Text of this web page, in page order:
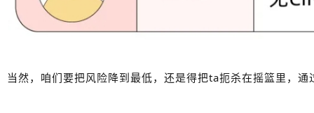
当然，咱们要把风险降到最低，还是得把ta扼杀在摇篮里，通